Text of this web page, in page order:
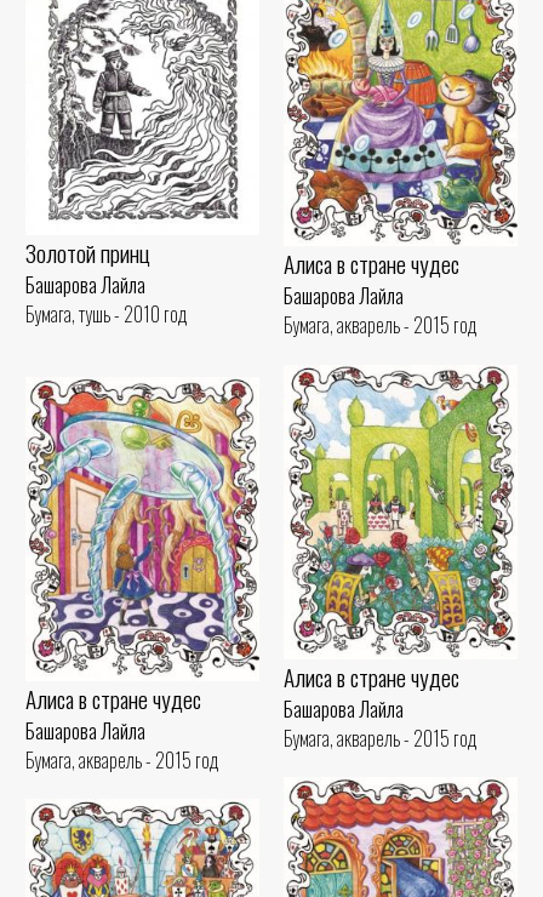
Золотой принц
Башарова Лайла
Бумага, тушь - 2010 год
Алиса в стране чудес
Башарова Лайла
Бумага, акварель - 2015 год
Алиса в стране чудес
Башарова Лайла
Бумага, акварель - 2015 год
Алиса в стране чудес
Башарова Лайла
Бумага, акварель - 2015 год